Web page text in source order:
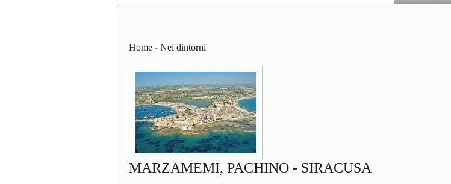
Home - Nei dintorni
MARZAMEMI, PACHINO - SIRACUSA